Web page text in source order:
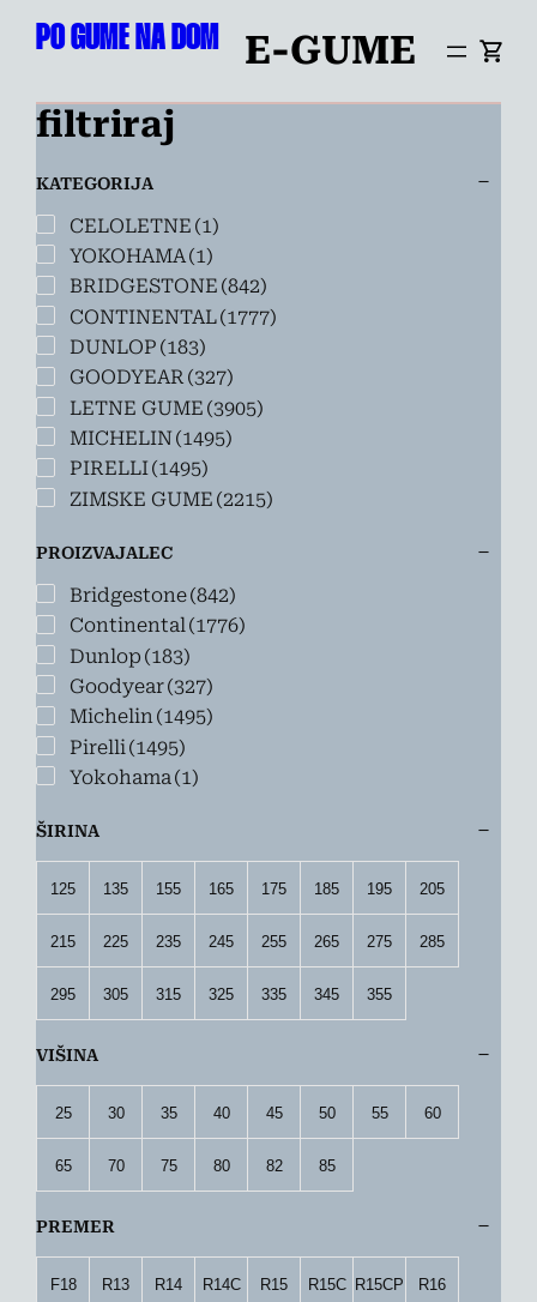
PO GUME NA DOM E-GUME
filtriraj
KATEGORIJA
CELOLETNE (1)
YOKOHAMA(1)
BRIDGESTONE (842)
CONTINENTAL(1777)
DUNLOP (183)
GOODYEAR (327)
LETNE GUME (3905)
MICHELIN(1495)
PIRELLI(1495)
ZIMSKE GUME (2215)
PROIZVAJALEC
Bridgestone(842)
Continental(1776)
Dunlop (183)
Goodyear(327)
Michelin(1495)
Pirelli (1495)
Yokohama(1)
ŠIRINA
125 135 155 165 175 185 195 205
215 225 235 245 255 265 275 285
295 305 315 325 335 345 355
VIŠINA
25 30 35 40 45 50 55 60
65 70 75 80 82 85
PREMER
F18 R13 R14 R14C R15 R15C R15CP R16